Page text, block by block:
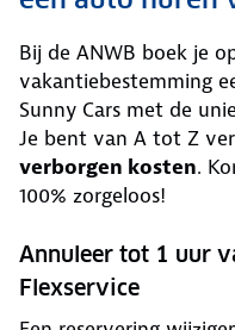
Bij de ANWB boek je
vakantiebestemming
Sunny Cars met de
Je bent van A tot Z
verborgen kosten.
100% zorgeloos!
Annuleer tot 1 uur
Flexservice